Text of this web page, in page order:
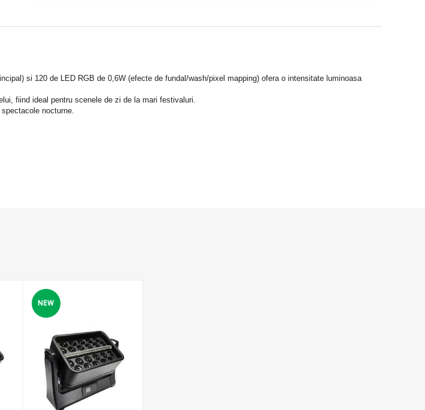
si 120 de LED RGB de 0,6W (efecte de fundal/wash/pixel mapping) ofera o intensitate luminoasa
fiind ideal pentru scenele de zi de la mari festivaluri.
nocturne.